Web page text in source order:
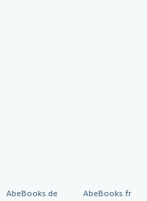
AbeBooks.de AbeBooks.fr